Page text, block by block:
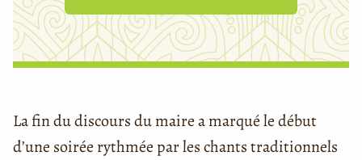
La fin du discours du maire a marqué le début
d’une soirée rythmée par les chants traditionnels